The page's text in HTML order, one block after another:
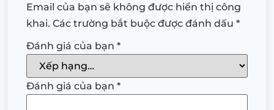
Email của bạn sẽ không được hiển thị công
khai. Các trường bắt buộc được đánh dấu *
Đánh giá của bạn *
Đánh giá của bạn *